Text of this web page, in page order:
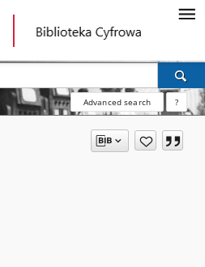
Advanced search ?